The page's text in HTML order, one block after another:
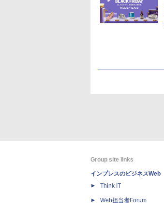
Group site links
インプレスのビジネスWeb
Think IT
Web担当者Forum